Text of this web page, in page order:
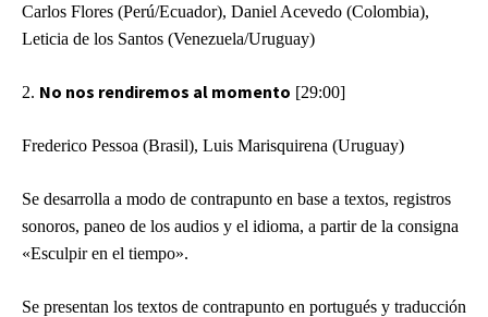
Carlos Flores (Perú/Ecuador), Daniel Acevedo (Colombia),
Leticia de los Santos (Venezuela/Uruguay)
2. No nos rendiremos al momento [29:00]
Frederico Pessoa (Brasil), Luis Marisquirena (Uruguay)
Se desarrolla a modo de contrapunto en base a textos, registros
sonoros, paneo de los audios y el idioma, a partir de la consigna
«Esculpir en el tiempo».
Se presentan los textos de contrapunto en portugués y traducción